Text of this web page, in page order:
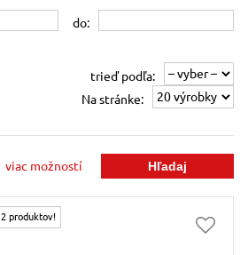
do:
trieď podľa:
Na stránke:
viac možností
produktov!